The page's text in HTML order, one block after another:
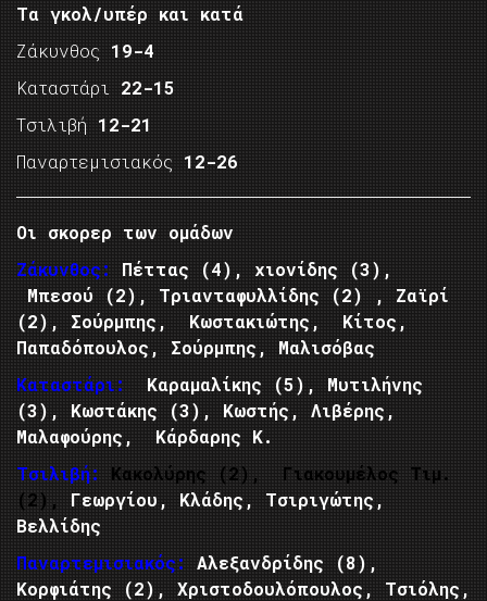
Τα γκολ/υπέρ και κατά
Ζάκυνθος 19-4
Καταστάρι
22-15
Τσιλιβή 12-21
Παναρτεμισιακός 12-26
Οι σκορερ των ομάδων
Ζάκυνθος:
Πέττας (4), χιονίδης (3),
Μπεσού (2), Τριανταφυλλίδης (2) , Ζαϊρί
(2), Σούρμπης, Κωστακιώτης, Κίτος,
Παπαδόπουλος, Σούρμπης, Μαλισόβας
Καταστάρι:
Καραμαλίκης (5), Μυτιλήνης
(3), Κωστάκης (3), Κωστής, Λιβέρης,
Μαλαφούρης, Κάρδαρης Κ.
Τσιλιβή:
Κακολύρης (2), Γιακουμέλος Τιμ.
(2), Γεωργίου, Κλάδης, Τσιριγώτης,
Βελλίδης
Παναρτεμισιακός: Αλεξανδρίδης (8),
Κορφιάτης (2), Χριστοδουλόπουλος, Τσιόλης,